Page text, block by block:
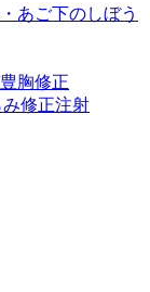
あご下のしぼう
胸修正
修正注射